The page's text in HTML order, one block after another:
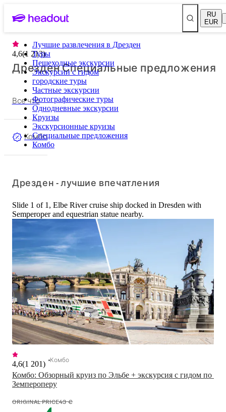
RU
EUR
Лучшие развлечения в Дрезден
Туры
Пешеходные экскурсии
Экскурсии с гидом
городские туры
Частные экскурсии
Фотографические туры
Однодневные экскурсии
Круизы
Экскурсионные круизы
Специальные предложения
Комбо
4,6(1 213)
Дрезден Специальные предложения
Все что
Комбо
Дрезден - лучшие впечатления
Slide 1 of 1, Elbe River cruise ship docked in Dresden with
Semperoper and equestrian statue nearby.
Комбо: Обзорный круиз по Эльбе + экскурсия с гидом по
Земпероперу
4,6(1 201) Комбо
ORIGINAL PRICE43 €